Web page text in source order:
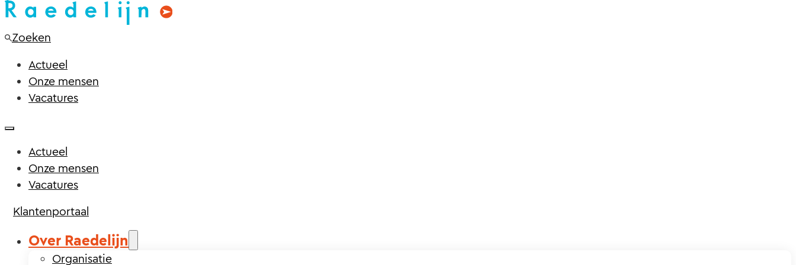
Zoeken
Actueel
Onze mensen
Vacatures
Actueel
Onze mensen
Vacatures
Klantenportaal
Over Raedelijn
Organisatie